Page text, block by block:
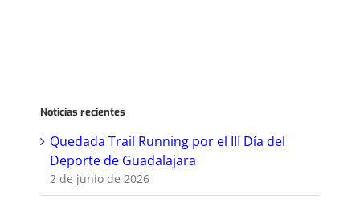
Noticias recientes
Quedada Trail Running por el III Día del
Deporte de Guadalajara
2 de junio de 2026